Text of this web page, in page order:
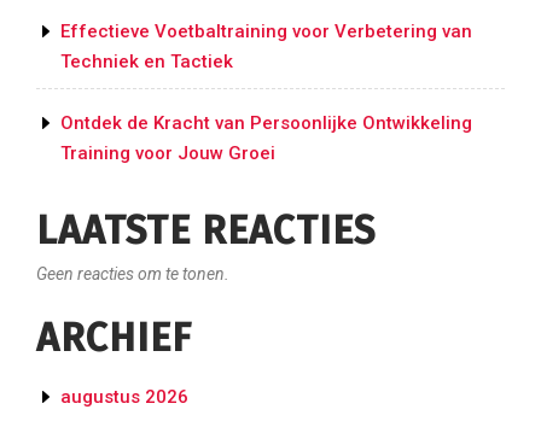
Effectieve Voetbaltraining voor Verbetering van
Techniek en Tactiek
Ontdek de Kracht van Persoonlijke Ontwikkeling
Training voor Jouw Groei
LAATSTE REACTIES
Geen reacties om te tonen.
ARCHIEF
augustus 2026